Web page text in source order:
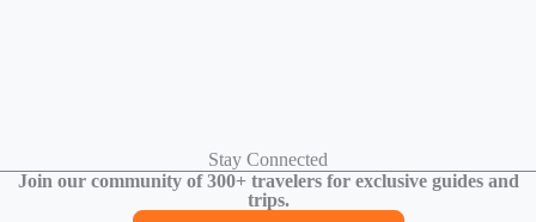
Stay Connected
Join our community of 300+ travelers for exclusive guides and
trips.